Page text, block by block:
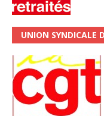
UNION SYNDICALE